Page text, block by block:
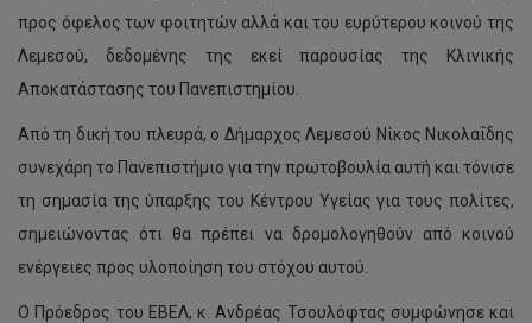
προς όφελος των φοιτητών αλλά και του ευρύτερου κοινού της
Λεμεσού, δεδομένης της εκεί παρουσίας της Κλινικής
Αποκατάστασης του Πανεπιστημίου.
Από τη δική του πλευρά, ο Δήμαρχος Λεμεσού Νίκος Νικολαΐδης
συνεχάρη το Πανεπιστήμιο για την πρωτοβουλία αυτή και τόνισε
τη σημασία της ύπαρξης του Κέντρου Υγείας για τους πολίτες,
σημειώνοντας ότι θα πρέπει να δρομολογηθούν από κοινού
ενέργειες προς υλοποίηση του στόχου αυτού.
Ο Πρόεδρος του ΕΒΕΛ, κ. Ανδρέας Τσουλόφτας συμφώνησε και